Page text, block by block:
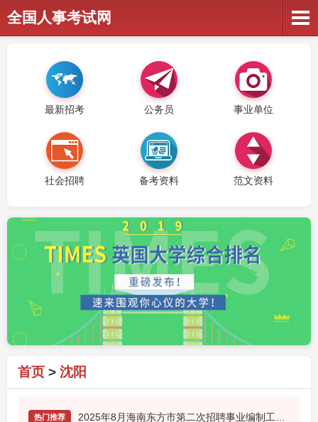
全国人事考试网
最新招考 公务员 事业单位
社会招聘 备考资料 范文资料
首页 > 沈阳
热门推荐